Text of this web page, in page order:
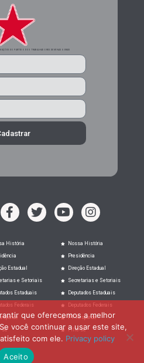
DO PARTIDO DOS TRABALHADORES DE MINAS GERAIS
História
Estadual
e Setoriais
Estaduais
Federais
se
Nossa História
Presidência
Direção Estadual
Secretarias e Setoriais
Deputados Estaduais
Deputados Federais
PT Responde
Filie-se
que oferecemos a melhor
você continuar a usar este site,
com ele. Privacy policy
Aceito